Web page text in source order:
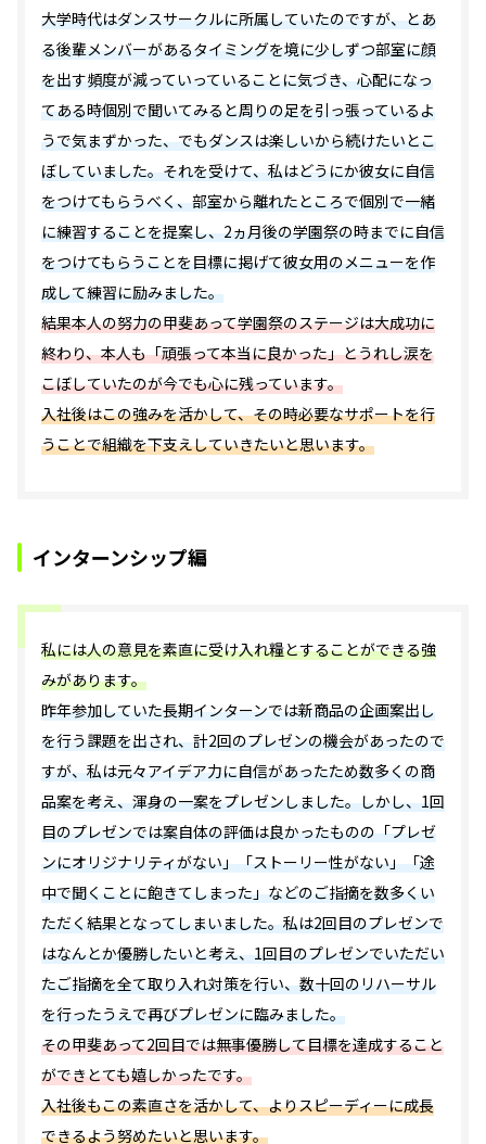
大学時代はダンスサークルに所属していたのですが、とあ
る後輩メンバーがあるタイミングを境に少しずつ部室に顔
を出す頻度が減っていっていることに気づき、心配になっ
てある時個別で聞いてみると周りの足を引っ張っているよ
うで気まずかった、でもダンスは楽しいから続けたいとこ
ぼしていました。それを受けて、私はどうにか彼女に自信
をつけてもらうべく、部室から離れたところで個別で一緒
に練習することを提案し、2ヵ月後の学園祭の時までに自信
をつけてもらうことを目標に掲げて彼女用のメニューを作
成して練習に励みました。
結果本人の努力の甲斐あって学園祭のステージは大成功に
終わり、本人も「頑張って本当に良かった」とうれし涙を
こぼしていたのが今でも心に残っています。
入社後はこの強みを活かして、その時必要なサポートを行
うことで組織を下支えしていきたいと思います。
インターンシップ編
私には人の意見を素直に受け入れ糧とすることができる強
みがあります。
昨年参加していた長期インターンでは新商品の企画案出し
を行う課題を出され、計2回のプレゼンの機会があったので
すが、私は元々アイデア力に自信があったため数多くの商
品案を考え、渾身の一案をプレゼンしました。しかし、1回
目のプレゼンでは案自体の評価は良かったものの「プレゼ
ンにオリジナリティがない」「ストーリー性がない」「途
中で聞くことに飽きてしまった」などのご指摘を数多くい
ただく結果となってしまいました。私は2回目のプレゼンで
はなんとか優勝したいと考え、1回目のプレゼンでいただい
たご指摘を全て取り入れ対策を行い、数十回のリハーサル
を行ったうえで再びプレゼンに臨みました。
その甲斐あって2回目では無事優勝して目標を達成すること
ができとても嬉しかったです。
入社後もこの素直さを活かして、よりスピーディーに成長
できるよう努めたいと思います。